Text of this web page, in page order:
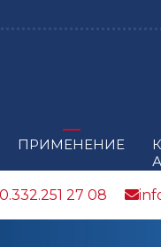
ПРИМЕНЕНИЕ
27 08